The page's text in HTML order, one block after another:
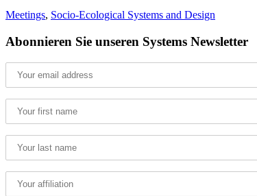
Meetings, Socio-Ecological Systems and Design
Abonnieren Sie unseren Systems Newsletter